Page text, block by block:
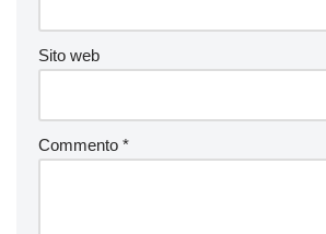
Sito web
Commento *